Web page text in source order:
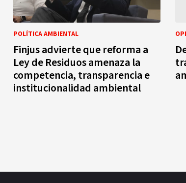
POLÍTICA AMBIENTAL
Finjus advierte que reforma a
Ley de Residuos amenaza la
competencia, transparencia e
institucionalidad ambiental